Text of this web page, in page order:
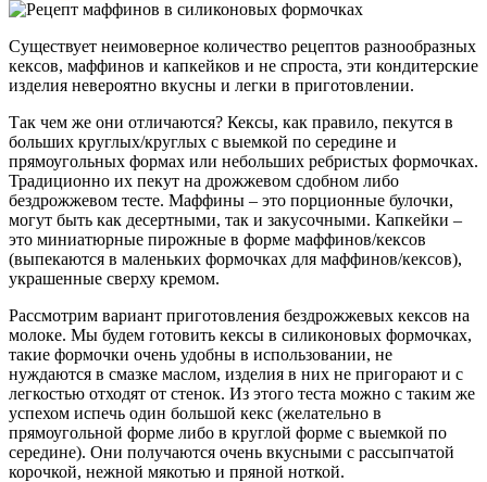
Существует неимоверное количество рецептов разнообразных
кексов, маффинов и капкейков и не спроста, эти кондитерские
изделия невероятно вкусны и легки в приготовлении.
Так чем же они отличаются? Кексы, как правило, пекутся в
больших круглых/круглых с выемкой по середине и
прямоугольных формах или небольших ребристых формочках.
Традиционно их пекут на дрожжевом сдобном либо
бездрожжевом тесте. Маффины – это порционные булочки,
могут быть как десертными, так и закусочными. Капкейки –
это миниатюрные пирожные в форме маффинов/кексов
(выпекаются в маленьких формочках для маффинов/кексов),
украшенные сверху кремом.
Рассмотрим вариант приготовления бездрожжевых кексов на
молоке. Мы будем готовить кексы в силиконовых формочках,
такие формочки очень удобны в использовании, не
нуждаются в смазке маслом, изделия в них не пригорают и с
легкостью отходят от стенок. Из этого теста можно с таким же
успехом испечь один большой кекс (желательно в
прямоугольной форме либо в круглой форме с выемкой по
середине). Они получаются очень вкусными с рассыпчатой
корочкой, нежной мякотью и пряной ноткой.